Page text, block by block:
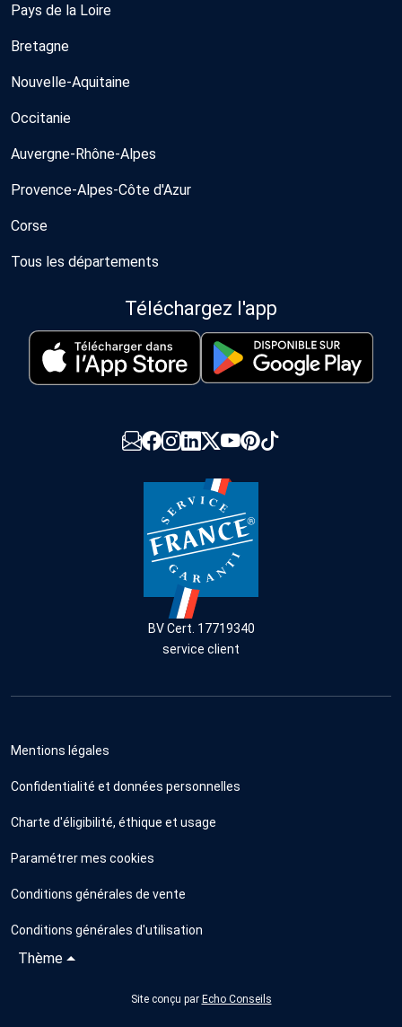
Pays de la Loire
Bretagne
Nouvelle-Aquitaine
Occitanie
Auvergne-Rhône-Alpes
Provence-Alpes-Côte d'Azur
Corse
Tous les départements
Téléchargez l'app
BV Cert. 17719340
service client
Mentions légales
Confidentialité et données personnelles
Charte d'éligibilité, éthique et usage
Paramétrer mes cookies
Conditions générales de vente
Conditions générales d'utilisation
Thème
Site conçu par Echo Conseils